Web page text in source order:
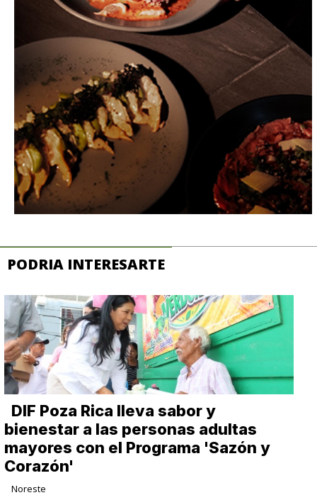
PODRIA INTERESARTE
DIF Poza Rica lleva sabor y
bienestar a las personas adultas
mayores con el Programa 'Sazón y
Corazón'
Noreste